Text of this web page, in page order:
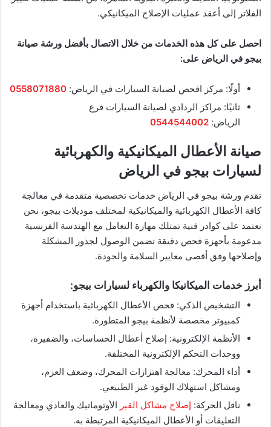
الفلاتر إلى أعقد عمليات الإصلاح الميكانيكي.
احصل على كل هذه الخدمات من خلال الاتصال بأفضل ورشة صيانة
بيجو في الرياض على:
أولًا: مركز افحص لصيانة السيارات في الرياض: 0558071880
ثانيًا: مراكز الردادي لصيانة السيارات فرع
الرياض: 0544544002
صيانة الأعطال الميكانيكية والكهربائية
لسيارات بيجو في الرياض
تقدم ورشة بيجو في الرياض خدمات تخصصية متقدمة في معالجة
كافة الأعطال الكهربائية والميكانيكية لمختلف موديلات بيجو، نحن
نعتمد على كوادر فنية تمتلك مهارة التعامل مع الهندسة الفرنسية
مدعومة بأجهزة فحص دقيقة تضمن الوصول لجذور المشكلة
وإصلاحها وفق أقصى معايير السلامة والجودة.
أبرز خدمات الميكانيكا والكهرباء لسيارات بيجو:
التشخيص الذكي: فحص الأعطال الكهربائية باستخدام أجهزة
كمبيوتر مخصصة لأنظمة بيجو المتطورة.
الأنظمة الإلكترونية: إصلاح أعطال الحساسات، والضفيرة،
ووحدات التحكم الإلكترونية المختلفة.
أداء المحرك: معالجة اهتزازات المحرك، وضعف العزم،
ومشاكل استهلاك الوقود غير الطبيعي.
ناقل الحركة: إصلاح مشاكل القير الأوتوماتيك والعادي ومعالجة
التعليقات أو الأعطال الميكانيكية المرتبطة به.